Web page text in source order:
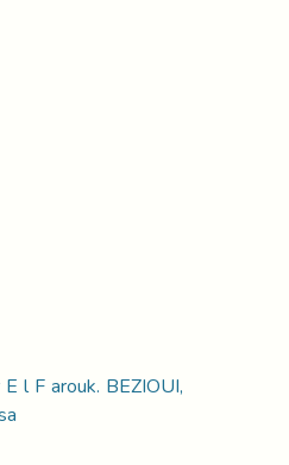
l F arouk. BEZIOUI,